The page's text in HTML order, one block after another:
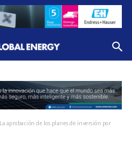
La aprobación de los planes de inversión por